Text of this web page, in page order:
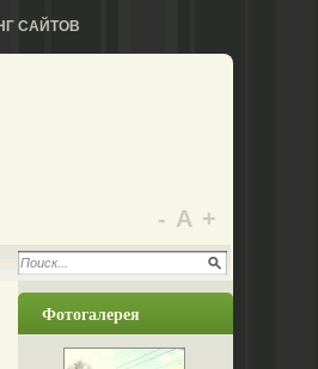
САЙТОВ
- А +
Фотогалерея